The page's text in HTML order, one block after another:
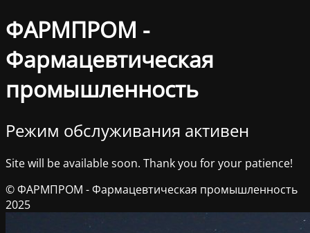
ФАРМПРОМ -
Фармацевтическая
промышленность
Режим обслуживания активен
Site will be available soon. Thank you for your patience!
© ФАРМПРОМ - Фармацевтическая промышленность
2025